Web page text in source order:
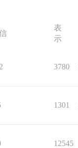
表
示
3780
1301
12545